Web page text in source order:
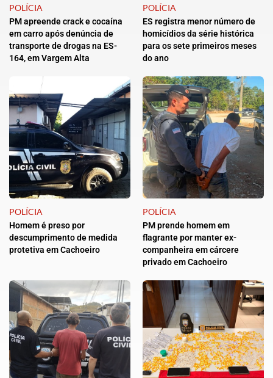
POLÍCIA
PM apreende crack e cocaína
em carro após denúncia de
transporte de drogas na ES-
164, em Vargem Alta
POLÍCIA
ES registra menor número de
homicídios da série histórica
para os sete primeiros meses
do ano
POLÍCIA
Homem é preso por
descumprimento de medida
protetiva em Cachoeiro
POLÍCIA
PM prende homem em
flagrante por manter ex-
companheira em cárcere
privado em Cachoeiro